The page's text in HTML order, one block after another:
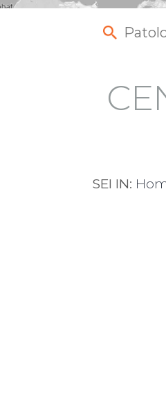
SEI IN: